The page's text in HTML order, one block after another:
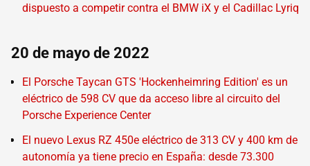
dispuesto a competir contra el BMW iX y el Cadillac Lyriq
20 de mayo de 2022
El Porsche Taycan GTS 'Hockenheimring Edition' es un
eléctrico de 598 CV que da acceso libre al circuito del
Porsche Experience Center
El nuevo Lexus RZ 450e eléctrico de 313 CV y 400 km de
autonomía ya tiene precio en España: desde 73.300